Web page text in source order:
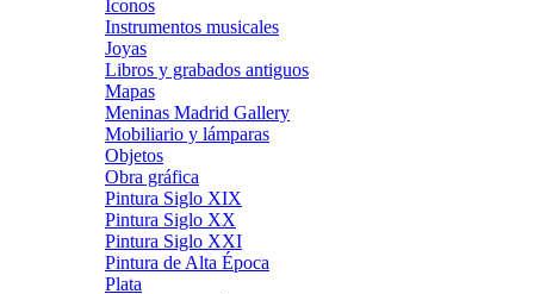
Iconos
Instrumentos musicales
Joyas
Libros y grabados antiguos
Mapas
Meninas Madrid Gallery
Mobiliario y lámparas
Objetos
Obra gráfica
Pintura Siglo XIX
Pintura Siglo XX
Pintura Siglo XXI
Pintura de Alta Época
Plata